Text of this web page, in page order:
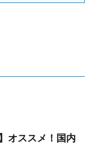
オススメ！国内